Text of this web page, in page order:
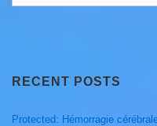
for:
RECENT POSTS
Protected: Hémorragie